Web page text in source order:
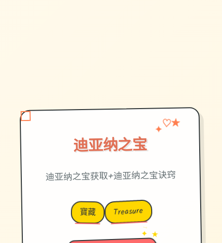
迪亚纳之宝
✦ ♡★
迪亚纳之宝获取+迪亚纳之宝诀窍
寶藏 Treasure
→
✦ ★